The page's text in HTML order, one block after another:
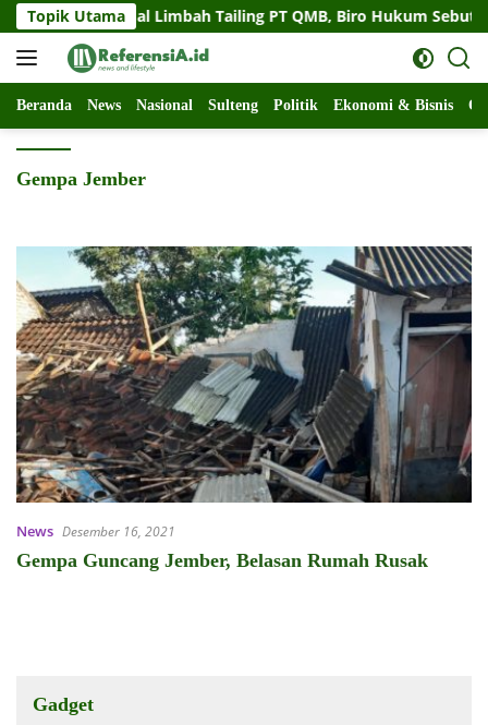
Langsung
ke
konten
Topik Utama
Soal Limbah Tailing PT QMB, Biro Hukum Sebut
Beranda News Nasional Sulteng Politik Ekonomi & Bisnis
Gempa Jember
News Desember 16, 2021
Gempa Guncang Jember, Belasan Rumah Rusak
Gadget